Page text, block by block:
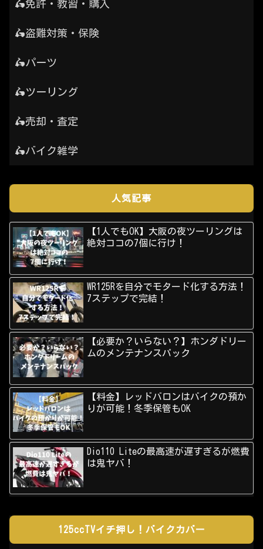
🛵免許・教習・購入
🛵盗難対策・保険
🛵パーツ
🛵ツーリング
🛵売却・査定
🛵バイク雑学
人気記事
【1人でもOK】大阪の夜ツーリングは
絶対ココの7個に行け！
WR125Rを自分でモタード化する方法！
7ステップで完結！
【必要か？いらない？】ホンダドリー
ムのメンテナンスパック
【料金】レッドバロンはバイクの預か
りが可能！冬季保管もOK
Dio110 Liteの最高速が遅すぎるが燃費
は鬼ヤバ！
125ccTVイチ押し！バイクカバー